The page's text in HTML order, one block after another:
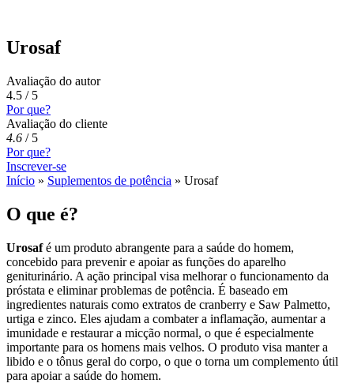
Urosaf
Avaliação do autor
4.5 / 5
Por que?
Avaliação do cliente
4.6 / 5
Por que?
Inscrever-se
Início » Suplementos de potência » Urosaf
O que é?
Urosafé um produto abrangente para a saúde do homem,
concebido para prevenir e apoiar as funções do aparelho
geniturinário. A ação principal visa melhorar o funcionamento da
próstata e eliminar problemas de potência. É baseado em
ingredientes naturais como extratos de cranberry e Saw Palmetto,
urtiga e zinco. Eles ajudam a combater a inflamação, aumentar a
imunidade e restaurar a micção normal, o que é especialmente
importante para os homens mais velhos. O produto visa manter a
libido e o tônus geral do corpo, o que o torna um complemento útil
para apoiar a saúde do homem.